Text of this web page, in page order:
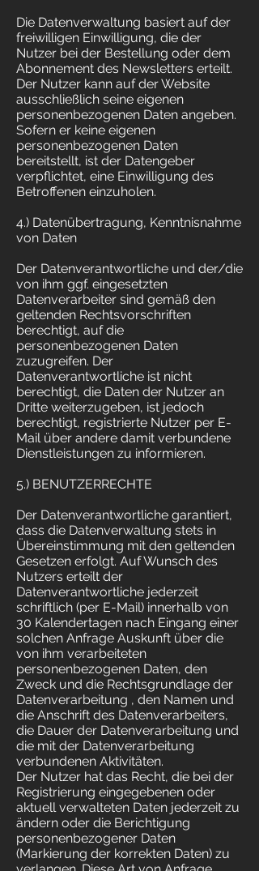
Die Datenverwaltung basiert auf der
freiwilligen Einwilligung, die der
Nutzer bei der Bestellung oder dem
Abonnement des Newsletters erteilt.
Der Nutzer kann auf der Website
ausschließlich seine eigenen
personenbezogenen Daten angeben.
Sofern er keine eigenen
personenbezogenen Daten
bereitstellt, ist der Datengeber
verpflichtet, eine Einwilligung des
Betroffenen einzuholen.
4.) Datenübertragung, Kenntnisnahme
von Daten
Der Datenverantwortliche und der/die
von ihm ggf. eingesetzten
Datenverarbeiter sind gemäß den
geltenden Rechtsvorschriften
berechtigt, auf die
personenbezogenen Daten
zuzugreifen. Der
Datenverantwortliche ist nicht
berechtigt, die Daten der Nutzer an
Dritte weiterzugeben, ist jedoch
berechtigt, registrierte Nutzer per E-
Mail über andere damit verbundene
Dienstleistungen zu informieren.
5.) BENUTZERRECHTE
Der Datenverantwortliche garantiert,
dass die Datenverwaltung stets in
Übereinstimmung mit den geltenden
Gesetzen erfolgt. Auf Wunsch des
Nutzers erteilt der
Datenverantwortliche jederzeit
schriftlich (per E-Mail) innerhalb von
30 Kalendertagen nach Eingang einer
solchen Anfrage Auskunft über die
von ihm verarbeiteten
personenbezogenen Daten, den
Zweck und die Rechtsgrundlage der
Datenverarbeitung , den Namen und
die Anschrift des Datenverarbeiters,
die Dauer der Datenverarbeitung und
die mit der Datenverarbeitung
verbundenen Aktivitäten.
Der Nutzer hat das Recht, die bei der
Registrierung eingegebenen oder
aktuell verwalteten Daten jederzeit zu
ändern oder die Berichtigung
personenbezogener Daten
(Markierung der korrekten Daten) zu